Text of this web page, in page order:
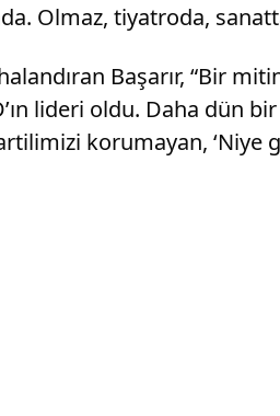
Olmaz, tiyatroda,
Başarır, “Bir
lideri oldu. Daha dün
korumayan, ‘Niye